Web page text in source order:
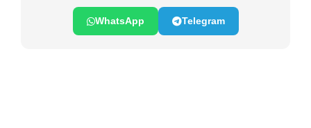
WhatsApp Telegram